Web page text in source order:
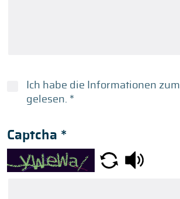
Ich habe die Informationen zum
gelesen. *
Captcha *